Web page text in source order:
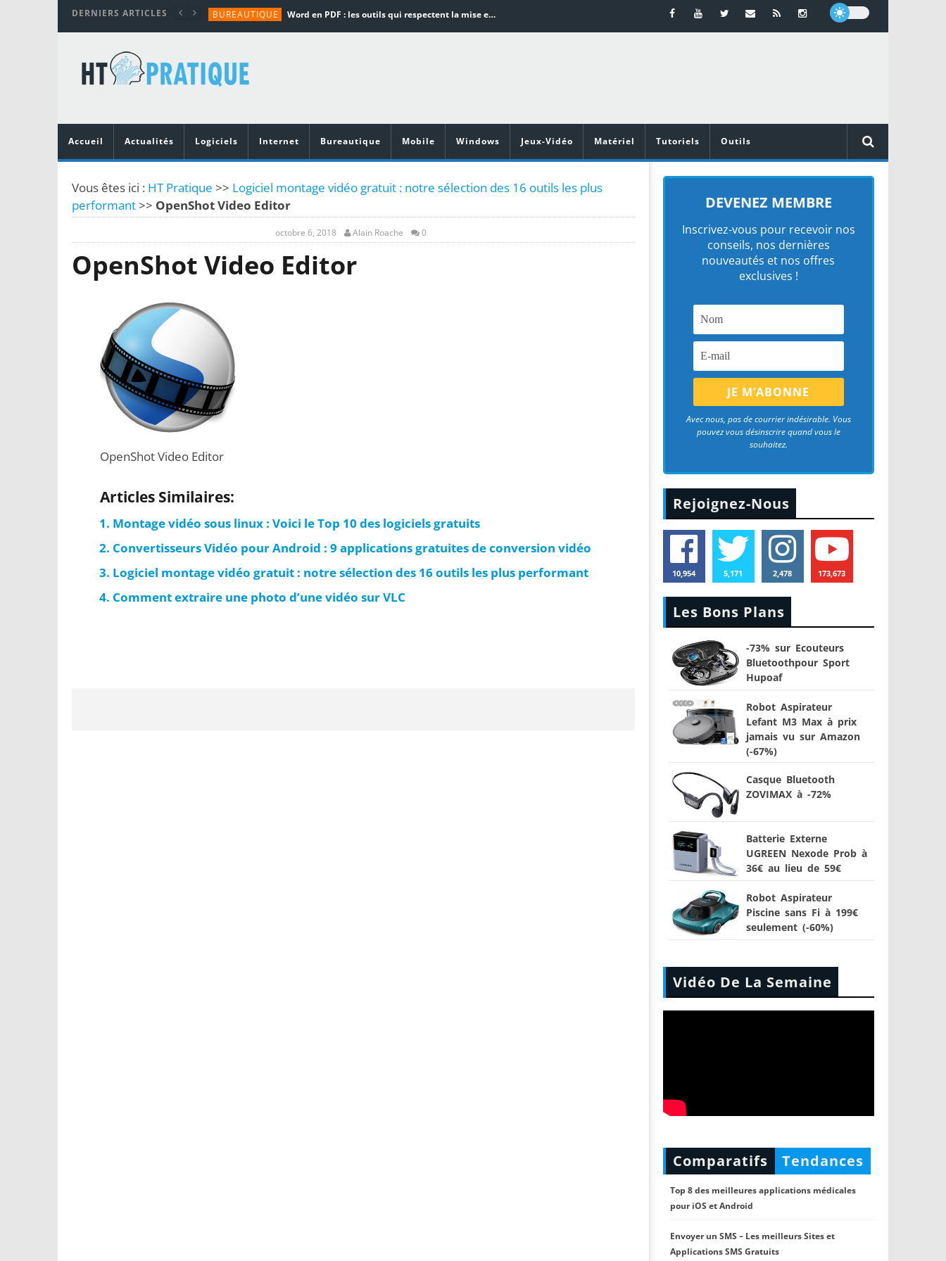
DERNIERS ARTICLES BUREAUTIQUE Word en PDF : les outils qui respectent la mise en page
TUTORIALS
MATÉRIEL
Vidéoprojecteurs Asus : Top 6 des meilleurs modèles de la marque
Accueil
Actualités Logiciels Internet Bureautique Mobile Windows Jeux-Vidéo Matériel Tutoriels Outils
Vous êtes ici : HT Pratique >> Logiciel montage vidéo gratuit : notre sélection des 16 outils les plus
performant>> OpenShot Video Editor
octobre 6, 2018 Alain Roache 0
OpenShot Video Editor
OpenShot Video Editor
Articles Similaires:
Montage vidéo sous linux : Voici le Top 10 des logiciels gratuits
Convertisseurs Vidéo pour Android : 9 applications gratuites de conversion vidéo
Logiciel montage vidéo gratuit : notre sélection des 16 outils les plus performant
Comment extraire une photo d’une vidéo sur VLC
DEVENEZ MEMBRE
Inscrivez-vous pour recevoir nos
conseils, nos dernières
nouveautés et nos offres
exclusives !
Avec nous, pas de courrier indésirable. Vous
pouvez vous désinscrire quand vous le
souhaitez.
Rejoignez-Nous
10,954 5,171 2,478 173,673
Les Bons Plans
-73% sur Ecouteurs
Bluetoothpour Sport
Hupoaf
Robot Aspirateur
Lefant M3 Max à prix
jamais vu sur Amazon
(-67%)
Casque Bluetooth
ZOVIMAX à -72%
Batterie Externe
UGREEN Nexode Prob à
36€ au lieu de 59€
Robot Aspirateur
Piscine sans Fi à 199€
seulement (-60%)
Vidéo De La Semaine
Comparatifs Tendances
Top 8 des meilleures applications médicales
pour iOS et Android
Envoyer un SMS – Les meilleurs Sites et
Applications SMS Gratuits